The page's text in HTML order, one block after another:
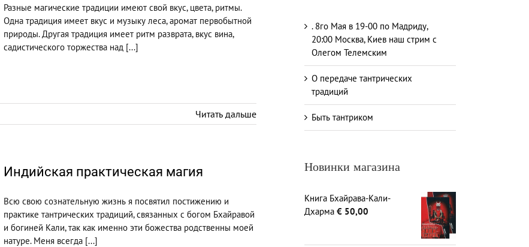
Разные магические традиции имеют свой вкус, цвета, ритмы.
Одна традиция имеет вкус и музыку леса, аромат первобытной
природы. Другая традиция имеет ритм разврата, вкус вина,
садистического торжества над [...]
Читать дальше
Индийская практическая магия
Всю свою сознательную жизнь я посвятил постижению и
практике тантрических традиций, связанных с богом Бхайравой
и богиней Кали, так как именно эти божества родственны моей
натуре. Меня всегда [...]
. 8го Мая в 19-00 по Мадриду,
20:00 Москва, Киев наш стрим с
Олегом Телемским
О передаче тантрических
традиций
Быть тантриком
Новинки магазина
Книга Бхайрава-Кали-
Дхарма € 50,00